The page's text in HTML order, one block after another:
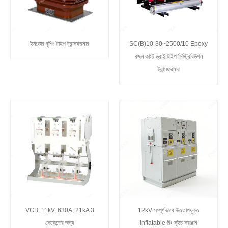
ইনডোর বুশিং টাইপ ট্রান্সফরমার
SC(B)10-30~2500/10 Epoxy
রজন কাস্ট ড্রাই টাইপ ডিস্ট্রিবিউশন
ট্রান্সফরমার
VCB, 11kV, 630A, 21kA 3
সেকেন্ডের জন্য
12kV সম্পূর্ণভাবে উত্তাপযুক্ত
inflatable রিং সুইচ সরঞ্জাম